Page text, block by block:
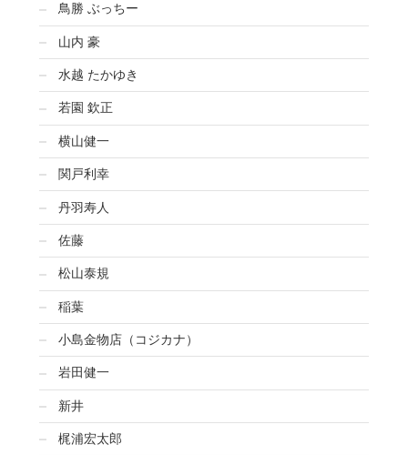
鳥勝 ぶっちー
山内 豪
水越 たかゆき
若園 欽正
横山健一
関戸利幸
丹羽寿人
佐藤
松山泰規
稲葉
小島金物店（コジカナ）
岩田健一
新井
梶浦宏太郎